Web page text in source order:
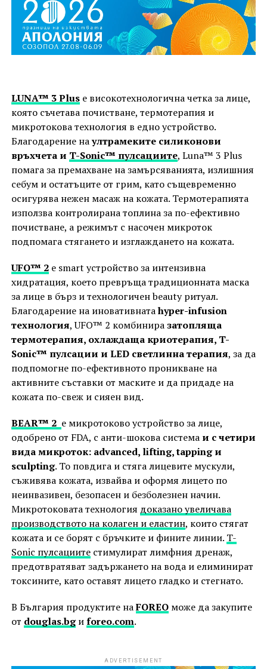
LUNA™ 3 Pluse високотехнологична четка за лице,
която съчетава почистване, термотерапия и
микротокова технология в едно устройство.
Благодарение наултрамеките силиконови
връхчета и T-Sonic™ пулсациите, Luna™ 3 Plus
помага за премахване на замърсяванията, излишния
себум и остатъците от грим, като същевременно
осигурява нежен масаж на кожата. Термотерапията
използва контролирана топлина за по-ефективно
почистване, а режимът с насочен микроток
подпомага стягането и изглаждането на кожата.
UFO™ 2e smart устройство за интензивна
хидратация, което превръща традиционната маска
за лице в бърз и технологичен beauty ритуал.
Благодарение на иновативнатаhyper-infusion
технология, UFO™ 2 комбиниразатопляща
термотерапия, охлаждаща криотерапия, T-
Sonic™ пулсации и LED светлинна терапия, за да
подпомогне по-ефективното проникване на
активните съставки от маските и да придаде на
кожата по-свеж и сияен вид.
BEAR™ 2 е микротоково устройство за лице,
одобрено от FDA, с анти-шокова системаи с четири
вида микроток: advanced, lifting, tapping и
sculpting. То повдига и стяга лицевите мускули,
съживява кожата, извайва и оформя лицето по
неинвазивен, безопасен и безболезнен начин.
Микротоковата технология доказано увеличава
производството на колаген и еластин, които стягат
кожата и се борят с бръчките и фините линии. T-
Sonic пулсациитестимулират лимфния дренаж,
предотвратяват задържането на вода и елиминират
токсините, като оставят лицето гладко и стегнато.
В България продуктите наFOREO може да закупите
от douglas.bgиforeo.com.
ADVERTISEMENT